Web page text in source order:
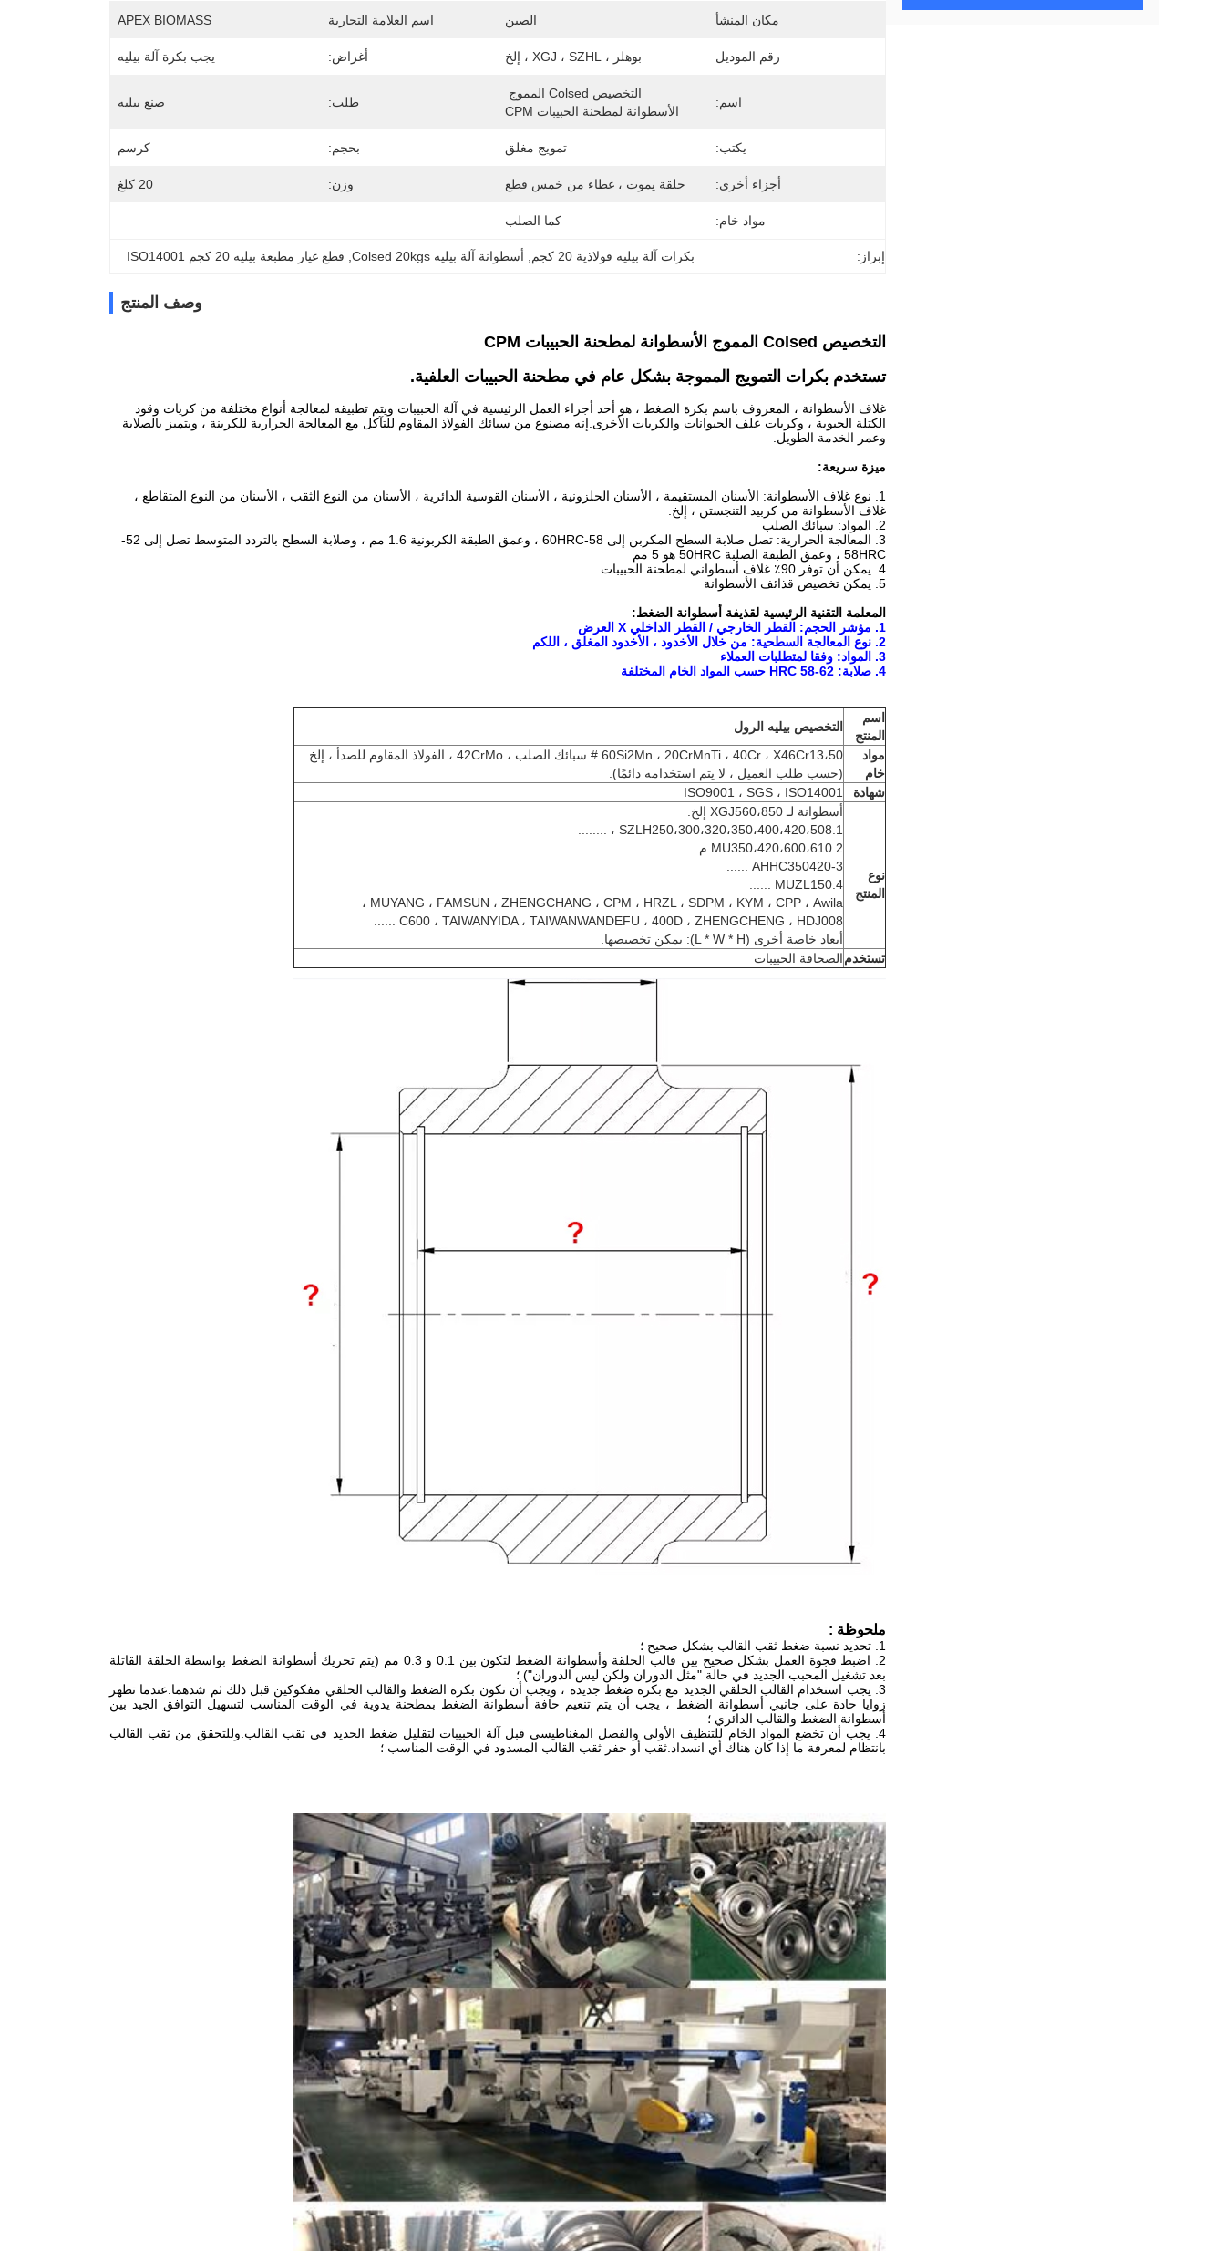
مكان المنشأ الصين اسم العلامة التجارية APEX BIOMASS
رقم الموديل بوهلر ، XGJ ، SZHL ، إلخ أغراض: يجب بكرة آلة بيليه
اسم:
الأسطوانة لمطحنة الحبيبات CPM
طلب: صنع بيليه
يكتب: تمويج مغلق بحجم: كرسم
أجزاء أخرى: حلقة يموت ، غطاء من خمس قطع وزن: 20 كلغ
مواد خام: كما الصلب
إبراز: بكرات آلة بيليه فولاذية 20 كجم أسطوانة آلة بيليه Colsed 20kgs قطع غيار مطبعة بيليه 20 كجم ISO14001
وصف المنتج
التخصيص Colsed المموج الأسطوانة لمطحنة الحبيبات CPM
تستخدم بكرات التمويج المموجة بشكل عام في مطحنة الحبيبات العلفية.
غلاف الأسطوانة ، المعروف باسم بكرة الضغط ، هو أحد أجزاء العمل الرئيسية في آلة الحبيبات ويتم تطبيقه لمعالجة أنواع مختلفة من كريات وقود
الكتلة الحيوية ، وكريات علف الحيوانات والكريات الأخرى.إنه مصنوع من سبائك الفولاذ المقاوم للتآكل مع المعالجة الحرارية للكربنة ، ويتميز بالصلابة
وعمر الخدمة الطويل.
ميزة سريعة:
1. نوع غلاف الأسطوانة: الأسنان المستقيمة ، الأسنان الحلزونية ، الأسنان القوسية الدائرية ، الأسنان من النوع الثقب ، الأسنان من النوع المتقاطع ،
غلاف الأسطوانة من كربيد التنجستن ، إلخ.
2. المواد: سبائك الصلب
3. المعالجة الحرارية: تصل صلابة السطح المكربن ​​إلى 58-60HRC ، وعمق الطبقة الكربونية 1.6 مم ، وصلابة السطح بالتردد المتوسط ​​تصل إلى 52-
58HRC ، وعمق الطبقة الصلبة 50HRC هو 5 مم
4. يمكن أن توفر 90٪ غلاف أسطواني لمطحنة الحبيبات
5. يمكن تخصيص قذائف الأسطوانة
المعلمة التقنية الرئيسية لقذيفة أسطوانة الضغط:
1. مؤشر الحجم: القطر الخارجي / القطر الداخلي X العرض
2. نوع المعالجة السطحية: من خلال الأخدود ، الأخدود المغلق ، اللكم
3. المواد: وفقا لمتطلبات العملاء
4. صلابة: HRC 58-62 حسب المواد الخام المختلفة
اسم
المنتج
التخصيص بيليه الرول
مواد
خام
60Si2Mn ، 20CrMnTi ، 40Cr ، X46Cr13،50 # سبائك الصلب ، 42CrMo ، الفولاذ المقاوم للصدأ ، إلخ
(حسب طلب العميل ، لا يتم استخدامه دائمًا).
شهادة
ISO9001 ، SGS ، ISO14001
نوع
المنتج
أسطوانة لـ XGJ560،850 إلخ.
1.SZLH250،300،320،350،400،420،508 ، ........
2.MU350،420،600،610 م ...
3-AHHC350420 ......
4.MUZL150 ......
MUYANG ، FAMSUN ، ZHENGCHANG ، CPM ، HRZL ، SDPM ، KYM ، CPP ، Awila ،
C600 ، TAIWANYIDA ، TAIWANWANDEFU ، 400D ، ZHENGCHENG ، HDJ008 ......
أبعاد خاصة أخرى (L * W * H): يمكن تخصيصها.
تستخدمالصحافة الحبيبات
ملحوظة :
1. تحديد نسبة ضغط ثقب القالب بشكل صحيح ؛
2. اضبط فجوة العمل بشكل صحيح بين قالب الحلقة وأسطوانة الضغط لتكون بين 0.1 و 0.3 مم (يتم تحريك أسطوانة الضغط بواسطة الحلقة القاتلة
بعد تشغيل المحبب الجديد في حالة "مثل الدوران ولكن ليس الدوران") ؛
3. يجب استخدام القالب الحلقي الجديد مع بكرة ضغط جديدة ، ويجب أن تكون بكرة الضغط والقالب الحلقي مفكوكين قبل ذلك ثم شدهما.عندما تظهر
زوايا حادة على جانبي أسطوانة الضغط ، يجب أن يتم تنعيم حافة أسطوانة الضغط بمطحنة يدوية في الوقت المناسب لتسهيل التوافق الجيد بين
أسطوانة الضغط والقالب الدائري ؛
4. يجب أن تخضع المواد الخام للتنظيف الأولي والفصل المغناطيسي قبل آلة الحبيبات لتقليل ضغط الحديد في ثقب القالب.وللتحقق من ثقب القالب
بانتظام لمعرفة ما إذا كان هناك أي انسداد.ثقب أو حفر ثقب القالب المسدود في الوقت المناسب ؛